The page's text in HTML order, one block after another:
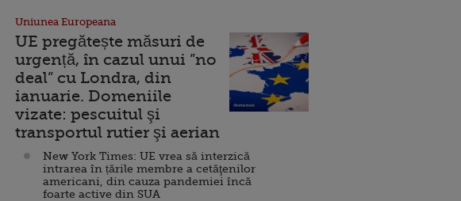
Uniunea Europeana
UE pregătește măsuri de
urgență, în cazul unui ”no
deal” cu Londra, din
ianuarie. Domeniile
vizate: pescuitul şi
transportul rutier şi aerian
New York Times: UE vrea să interzică
intrarea în țările membre a cetăţenilor
americani, din cauza pandemiei încă
foarte active din SUA